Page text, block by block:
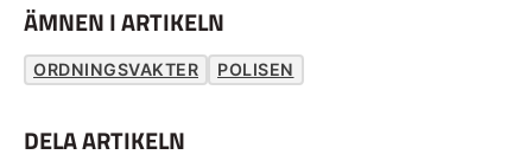
ÄMNEN I ARTIKELN
ORDNINGSVAKTER POLISEN
DELA ARTIKELN